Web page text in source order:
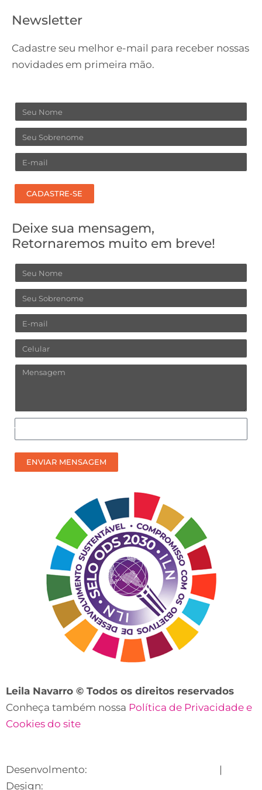
Newsletter
Cadastre seu melhor e-mail para receber nossas
novidades em primeira mão.
Nome
Sobrenome
Email
CADASTRE-SE
Deixe sua mensagem,
Retornaremos muito em breve!
Nome
Sobrenome
Email
Celular
Mensagem
Como
prefere
receber
nosso
ENVIAR MENSAGEM
Leila Navarro © Todos os direitos reservados
Conheça também nossa Política de Privacidade e
Cookies do site
Desenvolmento:
|
Design: